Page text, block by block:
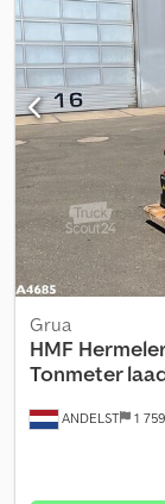
ANDELST 1
Grua
HMF
Tonmeter